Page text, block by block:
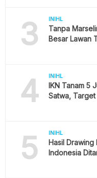
3 INIHL
Tanpa
Besar Lawan
4 INIHL
IKN Tanam 5
Satwa,
5 INIHL
Hasil Drawing
Indonesia